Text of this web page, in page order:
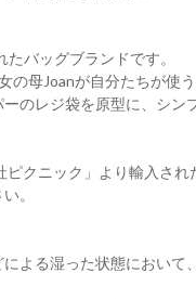
バッグブランドです。
の母Joanが自分たちが使
のレジ袋を原型に、シン
クニック」より輸入され
。
よる湿った状態において